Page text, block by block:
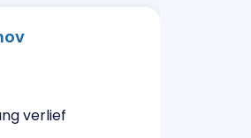
verlief